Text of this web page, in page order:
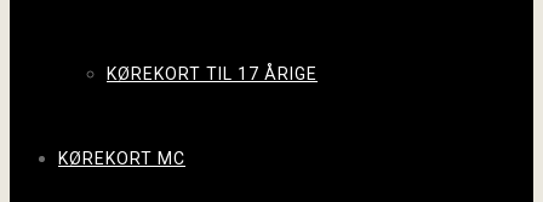
KØREKORT TIL 17 ÅRIGE
KØREKORT MC